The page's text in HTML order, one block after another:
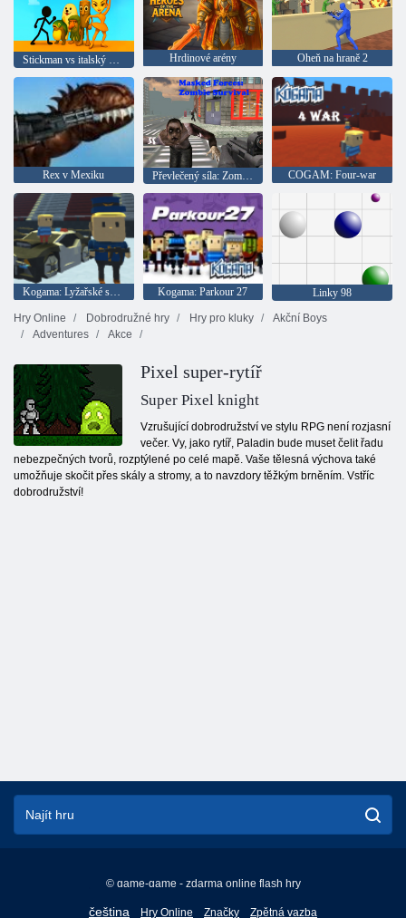
Hrdinové arény Oheň na hraně 2
Rex v Mexiku Převlečený síla: Zombie Survival COGAM: Four-war
Kogama: Lyžařské skoky!! Kogama: Parkour 27
Linky 98
Hry Online
Dobrodružné hry Hry pro kluky
Akční Boys
Adventures
Akce
Pixel super-rytíř
Super Pixel knight
Vzrušující dobrodružství ve stylu RPG není rozjasní
večer. Vy, jako rytíř, Paladin bude muset čelit řadu
nebezpečných tvorů, rozptýlené po celé mapě. Vaše tělesná výchova také
umožňuje skočit přes skály a stromy, a to navzdory těžkým brněním. Vstříc
dobrodružství!
© game-game - zdarma online flash hry
čeština
English
Hry Online Značky Zpětná vazba